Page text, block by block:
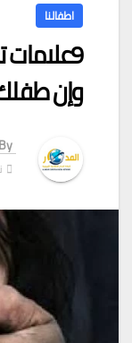
اطفالنا
وإن
By